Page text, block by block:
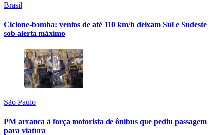
Brasil
Ciclone-bomba: ventos de até 110 km/h deixam Sul e Sudeste
sob alerta máximo
São Paulo
PM arranca à força motorista de ônibus que pediu passagem
para viatura